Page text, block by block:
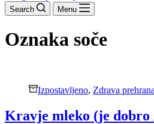
Search Menu
Oznaka soče
Izpostavljeno, Zdrava prehrana
Kravje mleko (je dobro